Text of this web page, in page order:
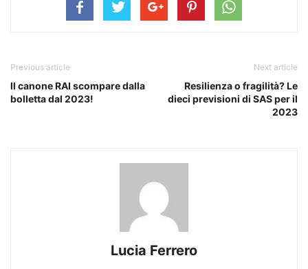
Previous article
Il canone RAI scompare dalla
bolletta dal 2023!
Next article
Resilienza o fragilità? Le
dieci previsioni di SAS per il
2023
Lucia Ferrero